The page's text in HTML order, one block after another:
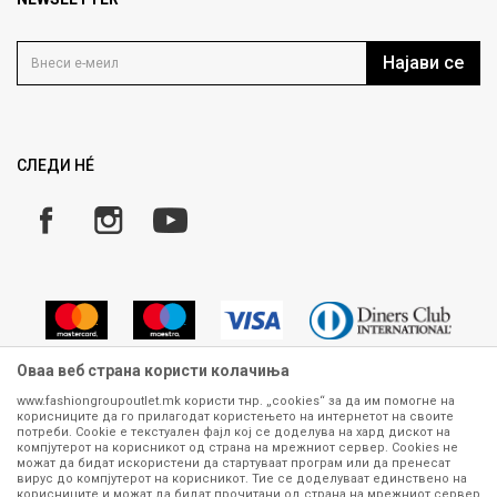
Кариера
Политика на приватност
Како да купите
Замена и рефундација на производи
Плаќање
Најави се
СЛЕДИ НÉ
Сите информации околу производите кои се изложени на нашата
онлајн продавница се стремиме да бидат конкретни, точни и прецизни,
меѓутоа не можеме да гарантираме дека се без ниту една грешка или
пак дека сите производи во моментот се достапни на залиха.
Оваа веб страна користи колачиња
www.fashiongroupoutlet.mk користи тнр. „cookies“ за да им помогне на
корисниците да го прилагодат користењето на интернетот на своите
потреби. Cookie е текстуален фајл кој се доделува на хард дискот на
компјутерот на корисникот од страна на мрежниот сервер. Cookies не
можат да бидат искористени да стартуваат програм или да пренесат
вирус до компјутерот на корисникот. Тие се доделуваат единствено на